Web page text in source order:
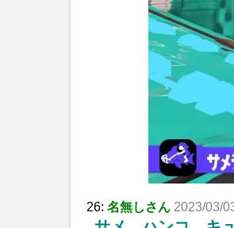
26: 名無しさん 2023/03/